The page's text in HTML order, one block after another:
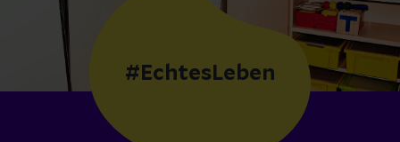
#EchtesLeben